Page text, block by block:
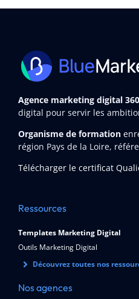
Agence marketing digital
digital pour servir les
Organisme de formation
région Pays de la Loire,
Télécharger le certificat
Ressources
Templates Marketing Digital
Outils Marketing Digital
Découvrez toutes nos
Nos agences